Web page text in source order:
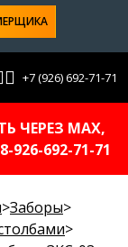
+7 (926) 692-71-71
ЧЕРЕЗ MAX,
926-692-71-71
>Заборы>
>